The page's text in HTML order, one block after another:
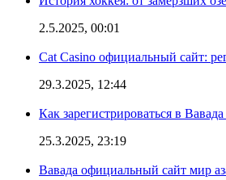
2.5.2025, 00:01
Cat Casino официальный сайт:
29.3.2025, 12:44
Как зарегистрироваться в
25.3.2025, 23:19
Вавада официальный сайт мир